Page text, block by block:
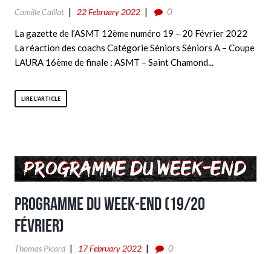
Camille Caillat 22 February 2022
0
La gazette de l’ASMT 12ème numéro 19 – 20 Février 2022
La réaction des coachs Catégorie Séniors Séniors A – Coupe
LAURA 16ème de finale : ASMT – Saint Chamond...
LIRE L'ARTICLE
Programme du week-end (19/20
Février)
Thomas Picard 17 February 2022 0